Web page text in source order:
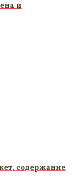
и
содержание